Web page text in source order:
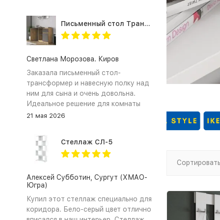
Спасибо!
Письменный стол Трансформер для школьника с тумбой СП-21 СИТИ ЛДСП графит / дуб крафт золотой
Светлана Морозова. Киров
Заказала письменный стол-
трансформер и навесную полку над
ним для сына и очень довольна.
Идеальное решение для комнаты
школьника. ЛДСП в сочетании
выглядит очень стильно и
современно. Самое главное это
трансформация стола. Столешница
прямой стол (парту) в удобный
угловой стол для письма и
рисования. Тумба вместительная,
сын хранит там свои тетради и
книжки. Сборка прошла довольно
21 мая 2026
Стеллаж СЛ-5
Алексей Субботин, Сургут (ХМАО-
Югра)
Купил этот стеллаж специально для
коридора. Бело‑серый цвет отлично